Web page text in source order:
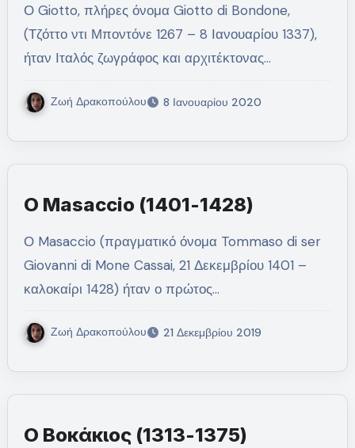
Ο Giotto, πλήρες όνομα Giotto di Bondone,
(Τζόττο ντι Μποντόνε 1267 – 8 Ιανουαρίου 1337),
ήταν Ιταλός ζωγράφος και αρχιτέκτονας…
Ζωή Δρακοπούλου 8 Ιανουαρίου 2020
Ο Masaccio (1401-1428)
Ο Masaccio (πραγματικό όνομα Tommaso di ser
Giovanni di Mone Cassai, 21 Δεκεμβρίου 1401 –
καλοκαίρι 1428) ήταν ο πρώτος…
Ζωή Δρακοπούλου 21 Δεκεμβρίου 2019
Ο Βοκάκιος (1313-1375)